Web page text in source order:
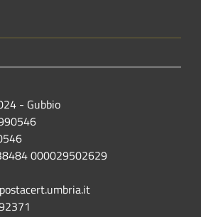
- Gubbio
000029502629